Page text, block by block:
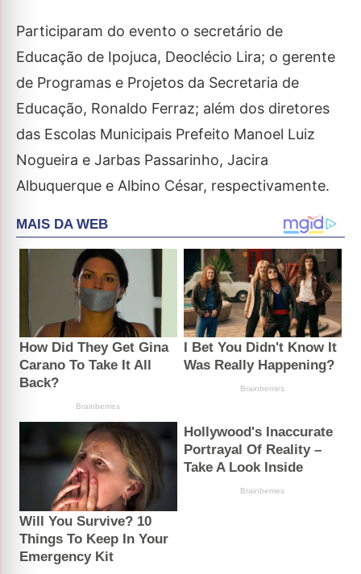
Participaram do evento o secretário de
Educação de Ipojuca, Deoclécio Lira; o gerente
de Programas e Projetos da Secretaria de
Educação, Ronaldo Ferraz; além dos diretores
das Escolas Municipais Prefeito Manoel Luiz
Nogueira e Jarbas Passarinho, Jacira
Albuquerque e Albino César, respectivamente.